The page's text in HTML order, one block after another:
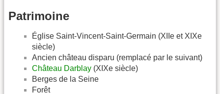
Patrimoine
Église Saint-Vincent-Saint-Germain (XIIe et XIXe
siècle)
Ancien château disparu (remplacé par le suivant)
Château Darblay (XIXe siècle)
Berges de la Seine
Forêt